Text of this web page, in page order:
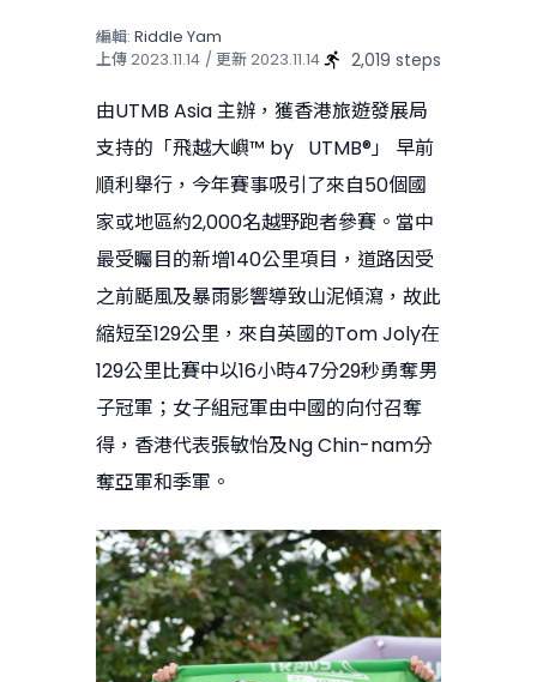
編輯: Riddle Yam
上傳2023.11.14 / 更新2023.11.14 2,019 steps
由UTMB Asia 主辦，獲香港旅遊發展局
支持的「飛越大嶼™ by UTMB®」 早前
順利舉行，今年賽事吸引了來自50個國
家或地區約2,000名越野跑者參賽。當中
最受矚目的新增140公里項目，道路因受
之前颳風及暴雨影響導致山泥傾瀉，故此
縮短至129公里，來自英國的Tom Joly在
129公里比賽中以16小時47分29秒勇奪男
子冠軍；女子組冠軍由中國的向付召奪
得，香港代表張敏怡及Ng Chin-nam分
奪亞軍和季軍。